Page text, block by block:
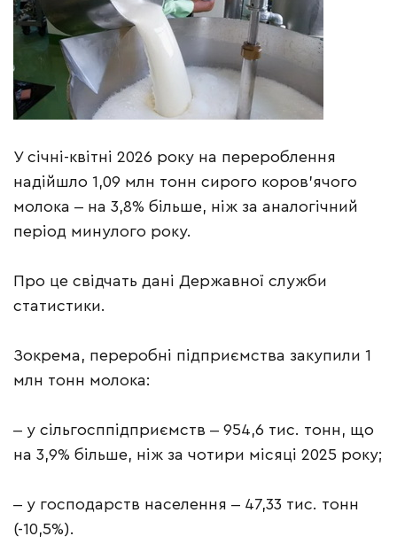
У січні-квітні 2026 року на перероблення
надійшло 1,09 млн тонн сирого коров’ячого
молока ‒ на 3,8% більше, ніж за аналогічний
період минулого року.
Про це свідчать дані Державної служби
статистики.
Зокрема, переробні підприємства закупили 1
млн тонн молока:
‒ у сільгосппідприємств ‒ 954,6 тис. тонн, що
на 3,9% більше, ніж за чотири місяці 2025 року;
‒ у господарств населення ‒ 47,33 тис. тонн
(-10,5%).